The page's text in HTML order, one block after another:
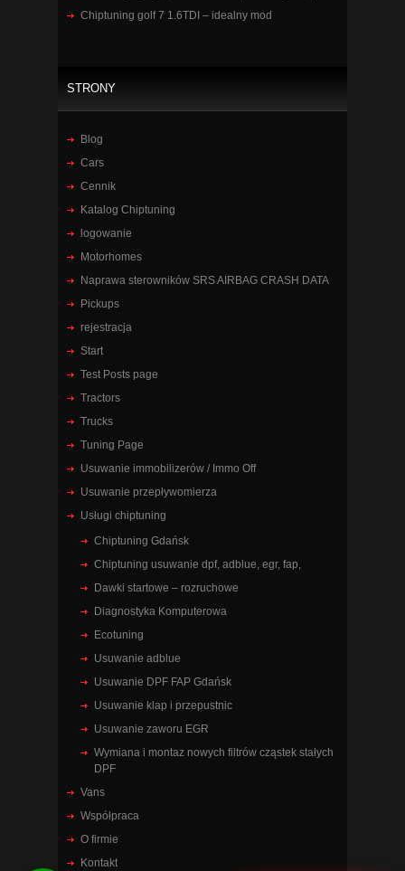
Chiptuning golf 7 1.6TDI – idealny mod
STRONY
Blog
Cars
Cennik
Katalog Chiptuning
logowanie
Motorhomes
Naprawa sterowników SRS AIRBAG CRASH DATA
Pickups
rejestracja
Start
Test Posts page
Tractors
Trucks
Tuning Page
Usuwanie immobilizerów / Immo Off
Usuwanie przepływomierza
Usługi chiptuning
Chiptuning Gdańsk
Chiptuning usuwanie dpf, adblue, egr, fap,
Dawki startowe – rozruchowe
Diagnostyka Komputerowa
Ecotuning
Usuwanie adblue
Usuwanie DPF FAP Gdańsk
Usuwanie klap i przepustnic
Usuwanie zaworu EGR
Wymiana i montaz nowych filtrów cząstek stałych
DPF
Vans
Współpraca
O firmie
Kontakt